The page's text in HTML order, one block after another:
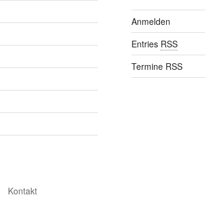
Anmelden
Entries RSS
Termine RSS
Kontakt